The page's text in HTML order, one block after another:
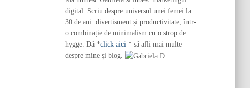
digital. Scriu despre universul unei femei la
30 de ani: divertisment și productivitate, într-
o combinație de minimalism cu o strop de
hygge. Dă *click aici * să afli mai multe
despre mine și blog.